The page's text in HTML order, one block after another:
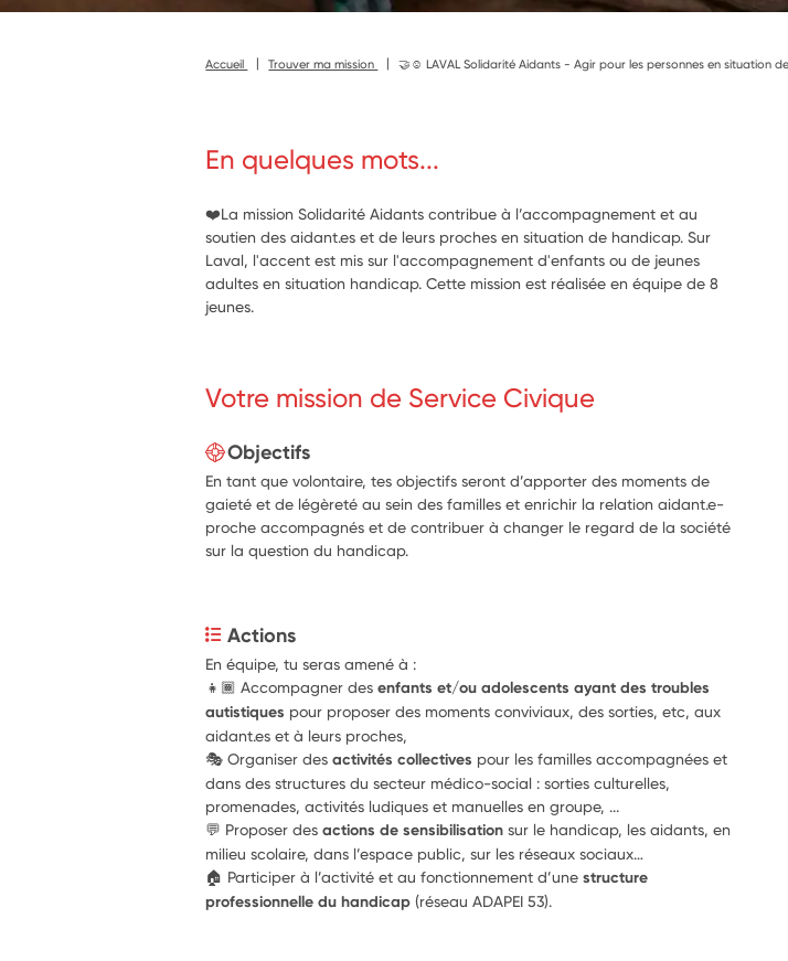
Accueil Trouver ma mission 🤝☺️ LAVAL Solidarité Aidants - Agir pour les personnes en situation
En quelques mots...
❤️La mission Solidarité Aidants contribue à l’accompagnement et au
soutien des aidant.es et de leurs proches en situation de handicap. Sur
Laval, l'accent est mis sur l'accompagnement d'enfants ou de jeunes
adultes en situation handicap. Cette mission est réalisée en équipe de 8
jeunes.
Votre mission de Service Civique
Objectifs
En tant que volontaire, tes objectifs seront d’apporter des moments de
gaieté et de légèreté au sein des familles et enrichir la relation aidant.e-
proche accompagnés et de contribuer à changer le regard de la société
sur la question du handicap.
Actions
En équipe, tu seras amené à :
👧🏾 Accompagner des enfants et/ou adolescents ayant des troubles
autistiques pour proposer des moments conviviaux, des sorties, etc, aux
aidant.es et à leurs proches,
🎭 Organiser des activités collectives pour les familles accompagnées et
dans des structures du secteur médico-social : sorties culturelles,
promenades, activités ludiques et manuelles en groupe, ...
💬 Proposer des actions de sensibilisation sur le handicap, les aidants, en
milieu scolaire, dans l’espace public, sur les réseaux sociaux…
🏠 Participer à l’activité et au fonctionnement d’une structure
professionnelle du handicap (réseau ADAPEI 53).